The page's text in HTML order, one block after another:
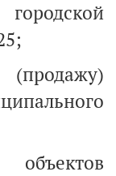
(продажу)